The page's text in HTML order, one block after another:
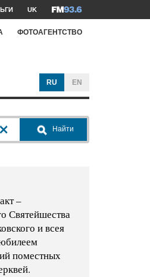
UK
ФОТОАГЕНТСТВО
RU EN
Найти
–
Святейшества
и всея
поместных